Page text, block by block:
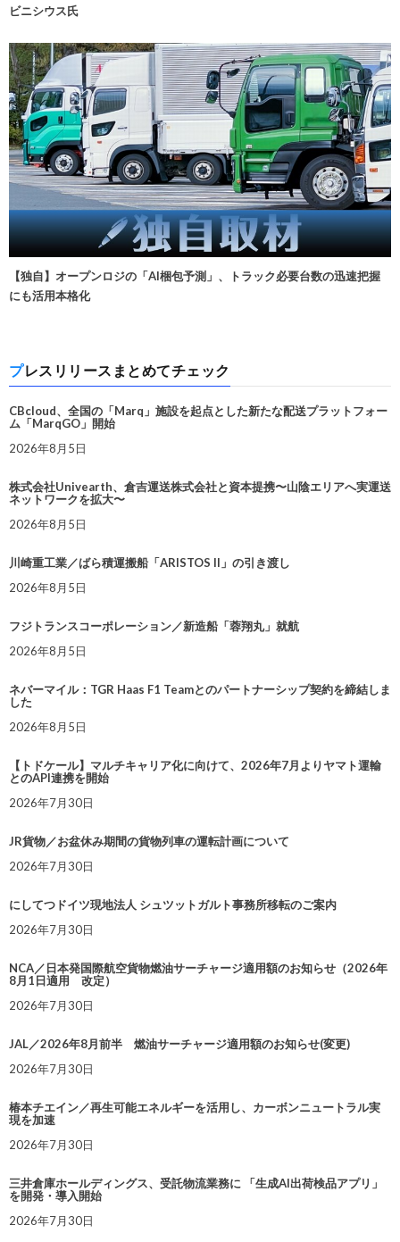
ビニシウス氏
【独自】オープンロジの「AI梱包予測」、トラック必要台数の迅速把握
にも活用本格化
プレスリリースまとめてチェック
CBcloud、全国の「Marq」施設を起点とした新たな配送プラットフォー
ム「MarqGO」開始
2026年8月5日
株式会社Univearth、倉吉運送株式会社と資本提携〜山陰エリアへ実運送
ネットワークを拡大〜
2026年8月5日
川崎重工業／ばら積運搬船「ARISTOS II」の引き渡し
2026年8月5日
フジトランスコーポレーション／新造船「蓉翔丸」就航
2026年8月5日
ネバーマイル：TGR Haas F1 Teamとのパートナーシップ契約を締結しま
した
2026年8月5日
【トドケール】マルチキャリア化に向けて、2026年7月よりヤマト運輸
とのAPI連携を開始
2026年7月30日
JR貨物／お盆休み期間の貨物列車の運転計画について
2026年7月30日
にしてつドイツ現地法人 シュツットガルト事務所移転のご案内
2026年7月30日
NCA／日本発国際航空貨物燃油サーチャージ適用額のお知らせ（2026年
8月1日適用 改定）
2026年7月30日
JAL／2026年8月前半 燃油サーチャージ適用額のお知らせ(変更)
2026年7月30日
椿本チエイン／再生可能エネルギーを活用し、カーボンニュートラル実
現を加速
2026年7月30日
三井倉庫ホールディングス、受託物流業務に 「生成AI出荷検品アプリ」
を開発・導入開始
2026年7月30日